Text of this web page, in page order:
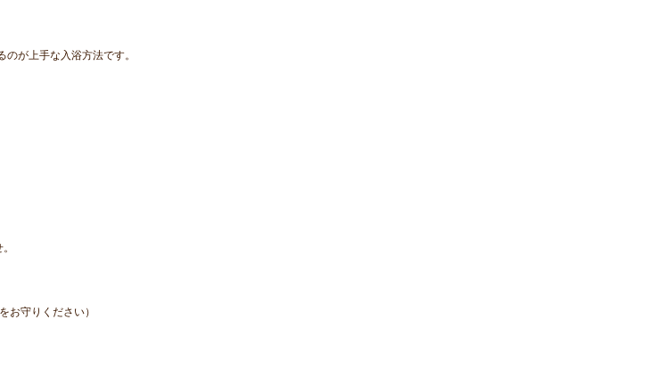
が上手な入浴方法です。
お守りください）